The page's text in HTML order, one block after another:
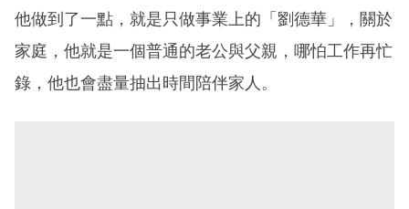
他做到了一點，就是只做事業上的「劉德華」，關於
家庭，他就是一個普通的老公與父親，哪怕工作再忙
錄，他也會盡量抽出時間陪伴家人。